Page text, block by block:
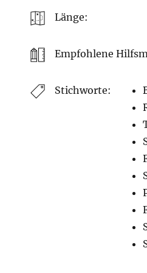
Länge:
Empfohlene
Stichworte: